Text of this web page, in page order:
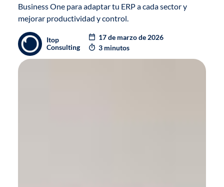
Business One para adaptar tu ERP a cada sector y
mejorar productividad y control.
Itop
Consulting
17 de marzo de 2026
3 minutos